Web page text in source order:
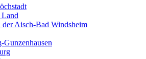
der Aisch-Bad Windsheim
Gunzenhausen